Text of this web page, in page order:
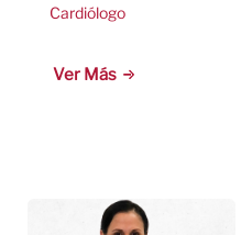
Cardiólogo
Ver Más